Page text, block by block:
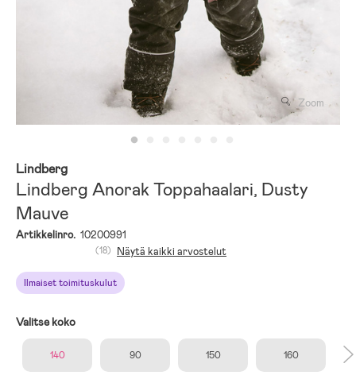
Zoom
Lindberg
Lindberg Anorak Toppahaalari, Dusty
Mauve
Artikkelinro. 10200991
Ilmaiset toimituskulut
(18) Näytä kaikki arvostelut
Valitse koko
140 90 150 160